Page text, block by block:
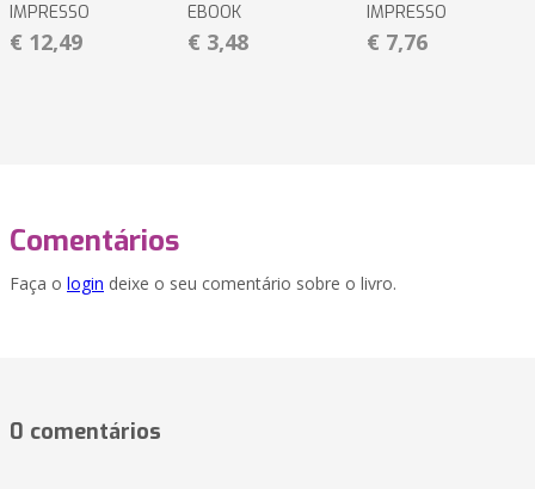
IMPRESSO
€ 12,49
EBOOK
€ 3,48
IMPRESSO
€ 7,76
Comentários
Faça o login deixe o seu comentário sobre o livro.
0 comentários